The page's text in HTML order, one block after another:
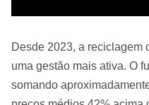
Desde 2023, a reciclagem
uma gestão mais ativa. O
somando